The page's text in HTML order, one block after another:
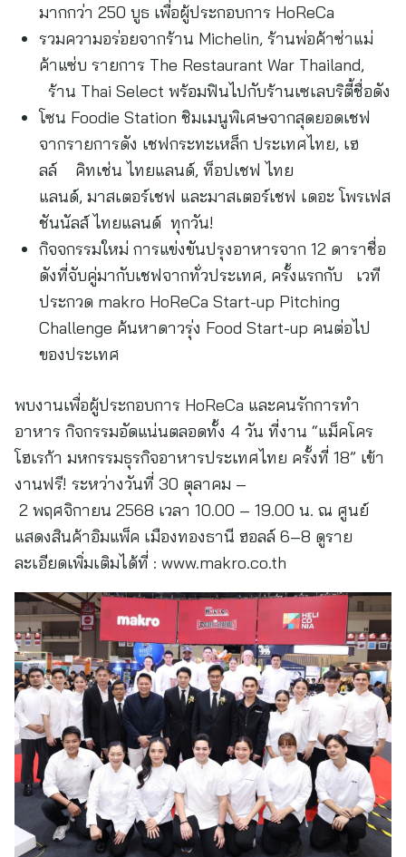
มากกว่า 250 บูธ เพื่อผู้ประกอบการ HoReCa
รวมความอร่อยจากร้าน Michelin, ร้านพ่อค้าซ่าแม่
ค้าแซ่บ รายการ The Restaurant War Thailand,
ร้าน Thai Select พร้อมฟินไปกับร้านเซเลบริตี้ชื่อดัง
โซน Foodie Station ชิมเมนูพิเศษจากสุดยอดเชฟ
จากรายการดัง เชฟกระทะเหล็ก ประเทศไทย, เฮ
ลล์ คิทเช่น ไทยแลนด์, ท็อปเชฟ ไทย
แลนด์, มาสเตอร์เชฟ และมาสเตอร์เชฟ เดอะ โพรเฟส
ชันนัลส์ ไทยแลนด์ ทุกวัน!
กิจจกรรมใหม่ การแข่งขันปรุงอาหารจาก 12 ดาราชื่อ
ดังที่จับคู่มากับเชฟจากทั่วประเทศ, ครั้งแรกกับ เวที
ประกวด makro HoReCa Start-up Pitching
Challenge ค้นหาดาวรุ่ง Food Start-up คนต่อไป
ของประเทศ
พบงานเพื่อผู้ประกอบการ HoReCa และคนรักการทำ
อาหาร กิจกรรมอัดแน่นตลอดทั้ง 4 วัน ที่งาน “แม็คโคร
โฮเรก้า มหกรรมธุรกิจอาหารประเทศไทย ครั้งที่ 18” เข้า
งานฟรี! ระหว่างวันที่ 30 ตุลาคม –
2 พฤศจิกายน 2568 เวลา 10.00 – 19.00 น. ณ ศูนย์
แสดงสินค้าอิมแพ็ค เมืองทองธานี ฮอลล์ 6–8 ดูราย
ละเอียดเพิ่มเติมได้ที่ : www.makro.co.th